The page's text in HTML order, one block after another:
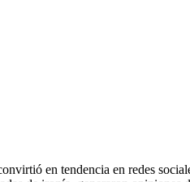
en tendencia en redes